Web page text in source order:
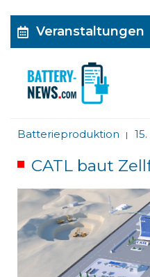
Veranstaltungen
Batterieproduktion |
CATL baut